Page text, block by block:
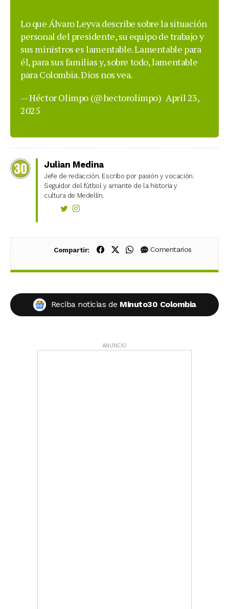
Lo que Álvaro Leyva describe sobre la situación
personal del presidente, su equipo de trabajo y
sus ministros es lamentable. Lamentable para
él, para sus familias y, sobre todo, lamentable
para Colombia. Dios nos vea.
— Héctor Olimpo (@hectorolimpo) April 23,
2025
Julian Medina
Jefe de redacción. Escribo por pasión y vocación.
Seguidor del fútbol y amante de la historia y
cultura de Medellín.
Compartir: Compartir en Facebook
Compartir en X (Twitter)
Compartir en WhatsApp
Comentarios
Reciba noticias de Minuto30 Colombia
ANUNCIO